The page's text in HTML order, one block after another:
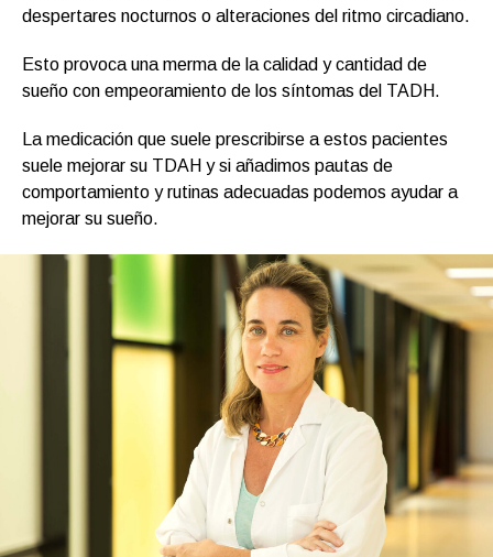
despertares nocturnos o alteraciones del ritmo circadiano.
Esto provoca una merma de la calidad y cantidad de
sueño con empeoramiento de los síntomas del TADH.
La medicación que suele prescribirse a estos pacientes
suele mejorar su TDAH y si añadimos pautas de
comportamiento y rutinas adecuadas podemos ayudar a
mejorar su sueño.